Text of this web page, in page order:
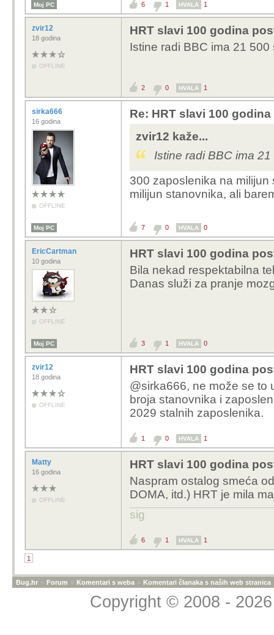
Moj PC 6 1 HVALA 1
zvir12
18 godina
OFFLINE
HRT slavi 100 godina
Istine radi BBC ima 21
2 0 HVALA 1
sirka666
16 godina
OFFLINE
Re: HRT slavi 100
zvir12 kaže...
Istine radi BBC ima
300 zaposlenika na
milijun stanovnika, ali
Moj PC 7 0 HVALA 0
EricCartman
10 godina
OFFLINE
HRT slavi 100 godina
Bila nekad respektabilna
Danas služi za pranje
Moj PC 3 1 HVALA 0
zvir12
18 godina
OFFLINE
HRT slavi 100 godina
@sirka666, ne može se to
broja stanovnika i
2029 stalnih zaposlenika.
1 0 HVALA 1
Matty
16 godina
OFFLINE
HRT slavi 100 godina
Naspram ostalog smeća
DOMA, itd.) HRT je mila
sig
6 1 HVALA 1
1
Bug.hr » Forum » Komentari s weba » Komentari članaka s naših web stranica
Copyright © 2008 -